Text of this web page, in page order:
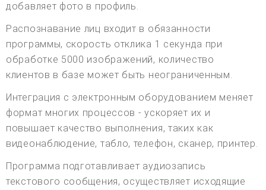
добавляет фото в профиль.
Распознавание лиц входит в обязанности
программы, скорость отклика 1 секунда при
обработке 5000 изображений, количество
клиентов в базе может быть неограниченным.
Интеграция с электронным оборудованием меняет
формат многих процессов - ускоряет их и
повышает качество выполнения, таких как
видеонаблюдение, табло, телефон, сканер, принтер.
Программа подготавливает аудиозапись
текстового сообщения, осуществляет исходящие